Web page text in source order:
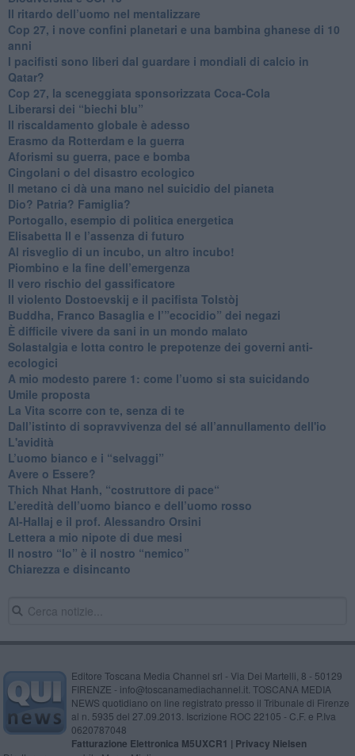
​Il ritardo dell’uomo nel mentalizzare
​Cop 27, i nove confini planetari e una bambina ghanese di 10
anni
​I pacifisti sono liberi dal guardare i mondiali di calcio in
Qatar?
​Cop 27, la sceneggiata sponsorizzata Coca-Cola
​Liberarsi dei “biechi blu”
Il riscaldamento globale è adesso
​Erasmo da Rotterdam e la guerra
​Aforismi su guerra, pace e bomba
Cingolani o del disastro ecologico
​Il metano ci dà una mano nel suicidio del pianeta
​Dio? Patria? Famiglia?
Portogallo, esempio di politica energetica
​Elisabetta II e l’assenza di futuro
Al risveglio di un incubo, un altro incubo!
​Piombino e la fine dell’emergenza
​Il vero rischio del gassificatore
​Il violento Dostoevskij e il pacifista Tolstòj
​Buddha, Franco Basaglia e l’”ecocidio” dei negazi
​È difficile vivere da sani in un mondo malato
Solastalgia e lotta contro le prepotenze dei governi anti-
ecologici
​A mio modesto parere 1: come l’uomo si sta suicidando
​Umile proposta
​La Vita scorre con te, senza di te
​Dall’istinto di sopravvivenza del sé all’annullamento dell'io
L'avidità
​L’uomo bianco e i “selvaggi”
​Avere o Essere?
​Thich Nhat Hanh, “costruttore di pace“
​L’eredità dell’uomo bianco e dell’uomo rosso
Al-Hallaj e il prof. Alessandro Orsini
​Lettera a mio nipote di due mesi
​Il nostro “Io” è il nostro “nemico”
​Chiarezza e disincanto
Editore Toscana Media Channel srl - Via Dei Martelli, 8 - 50129
FIRENZE - info@toscanamediachannel.it. TOSCANA MEDIA
NEWS quotidiano on line registrato presso il Tribunale di Firenze
al n. 5935 del 27.09.2013. Iscrizione ROC 22105 - C.F. e P.Iva
0620787048
Fatturazione Elettronica M5UXCR1 | Privacy Nielsen